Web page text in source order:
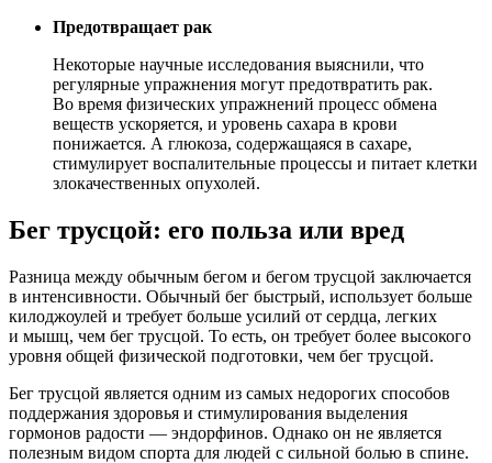
Предотвращает рак
Некоторые научные исследования выяснили, что
регулярные упражнения могут предотвратить рак.
Во время физических упражнений процесс обмена
веществ ускоряется, и уровень сахара в крови
понижается. А глюкоза, содержащаяся в сахаре,
стимулирует воспалительные процессы и питает клетки
злокачественных опухолей.
Бег трусцой: его польза или вред
Разница между обычным бегом и бегом трусцой заключается
в интенсивности. Обычный бег быстрый, использует больше
килоджоулей и требует больше усилий от сердца, легких
и мышц, чем бег трусцой. То есть, он требует более высокого
уровня общей физической подготовки, чем бег трусцой.
Бег трусцой является одним из самых недорогих способов
поддержания здоровья и стимулирования выделения
гормонов радости — эндорфинов. Однако он не является
полезным видом спорта для людей с сильной болью в спине.